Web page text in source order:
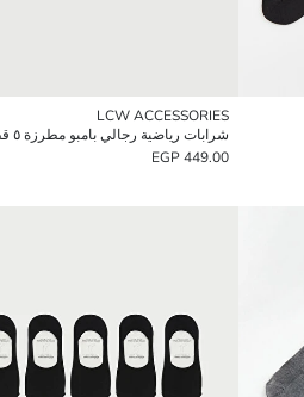
LCW ACCESSORIES
شرابات رياضية رجالي بامبو مطرزة ٥ قطع
449.00 EGP